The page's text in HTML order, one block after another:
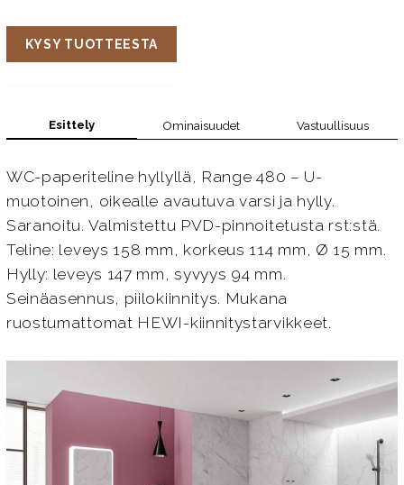
KYSY TUOTTEESTA
Esittely Ominaisuudet Vastuullisuus
WC-paperiteline hyllyllä, Range 480 – U-
muotoinen, oikealle avautuva varsi ja hylly.
Saranoitu. Valmistettu PVD-pinnoitetusta rst:stä.
Teline: leveys 158 mm, korkeus 114 mm, Ø 15 mm.
Hylly: leveys 147 mm, syvyys 94 mm.
Seinäasennus, piilokiinnitys. Mukana
ruostumattomat HEWI-kiinnitystarvikkeet.